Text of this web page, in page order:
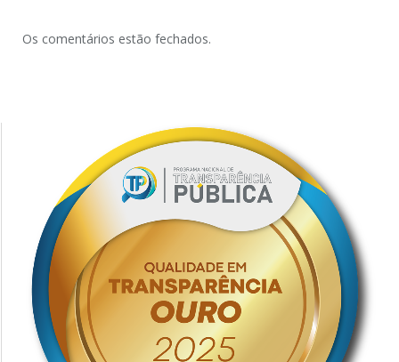
Os comentários estão fechados.